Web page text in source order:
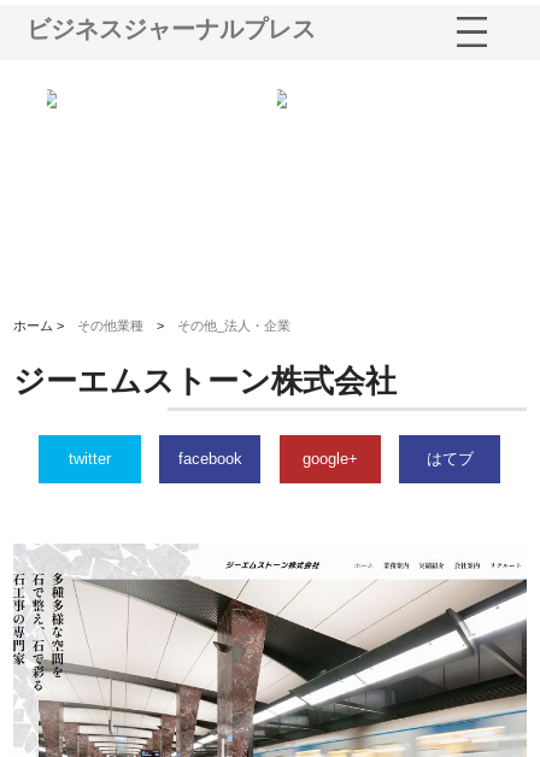
ビジネスジャーナルプレス
ホーム > その他業種 > その他_法人・企業
ジーエムストーン株式会社
twitter facebook google+ はてブ